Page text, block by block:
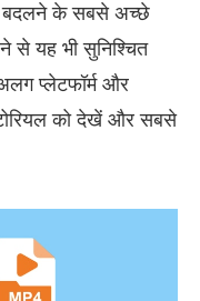
बदलने के सबसे अच्छे
से यह भी सुनिश्चित
प्लेटफॉर्म और
को देखें और सबसे